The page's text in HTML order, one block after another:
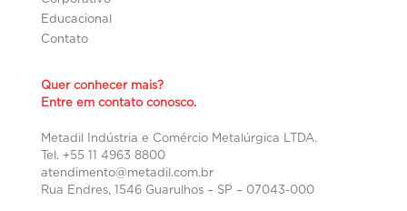
Educacional
Contato
Quer conhecer mais?
Entre em contato conosco.
Metadil Indústria e Comércio Metalúrgica LTDA.
Tel. +55 11 4963 8800
atendimento@metadil.com.br
Rua Endres, 1546 Guarulhos – SP – 07043-000